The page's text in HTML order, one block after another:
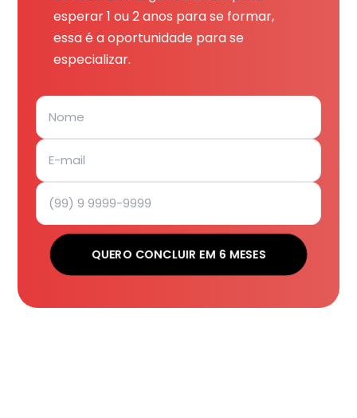
esperar 1 ou 2 anos para se formar,
essa é a oportunidade para se
especializar.
QUERO CONCLUIR EM 6 MESES